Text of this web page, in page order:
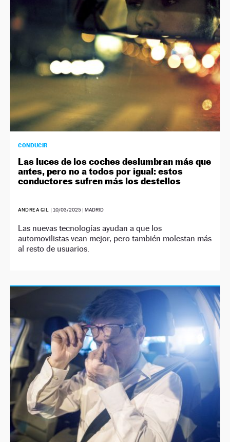
CONDUCIR
Las luces de los coches deslumbran más que
antes, pero no a todos por igual: estos
conductores sufren más los destellos
ANDREA GIL | 10/03/2025| MADRID
Las nuevas tecnologías ayudan a que los
automovilistas vean mejor, pero también molestan más
al resto de usuarios.